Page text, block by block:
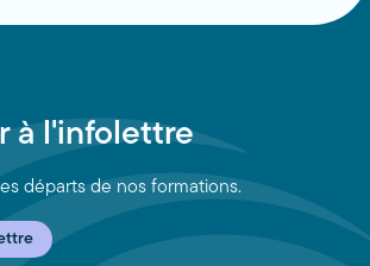
à l'infolettre
départs de nos formations.